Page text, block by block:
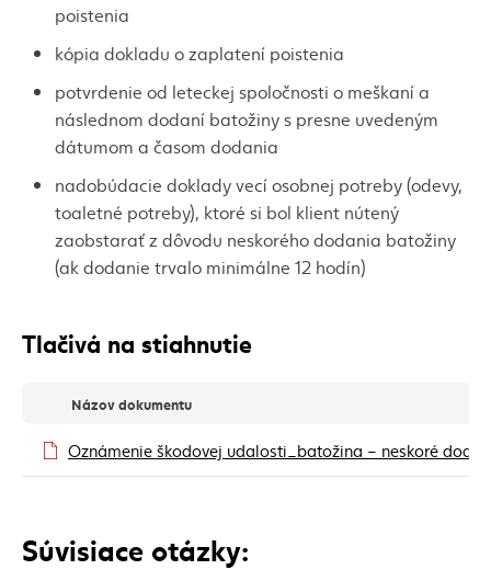
Súvisiace otázky:
poistenia
kópia dokladu o zaplatení poistenia
potvrdenie od leteckej spoločnosti o meškaní a
následnom dodaní batožiny s presne uvedeným
dátumom a časom dodania
nadobúdacie doklady vecí osobnej potreby (odevy,
toaletné potreby), ktoré si bol klient nútený
zaobstarať z dôvodu neskorého dodania batožiny
(ak dodanie trvalo minimálne 12 hodín)
Tlačivá na stiahnutie
Tlačivá na stiahnutie
Názov dokumentu
Oznámenie škodovej udalosti_batožina – neskoré